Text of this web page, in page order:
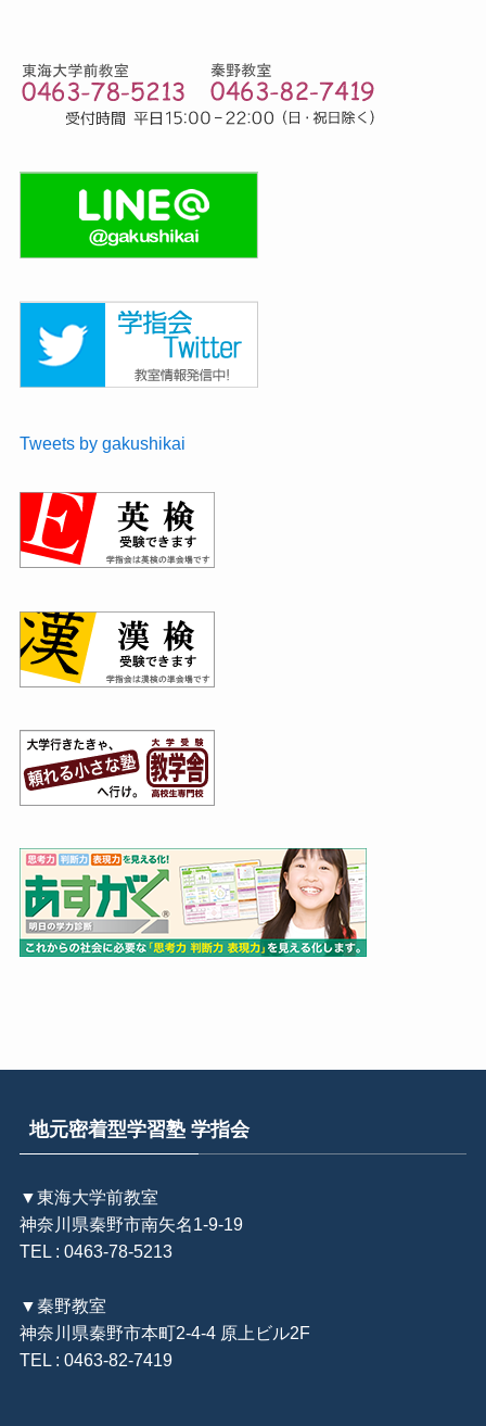
Tweets by gakushikai
地元密着型学習塾 学指会
▼東海大学前教室
神奈川県秦野市南矢名1-9-19
TEL : 0463-78-5213
▼秦野教室
神奈川県秦野市本町2-4-4 原上ビル2F
TEL : 0463-82-7419